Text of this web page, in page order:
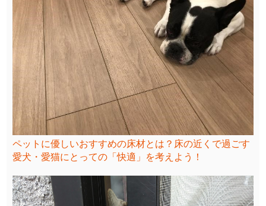
ペットに優しいおすすめの床材とは？床の近くで過ごす
愛犬・愛猫にとっての「快適」を考えよう！